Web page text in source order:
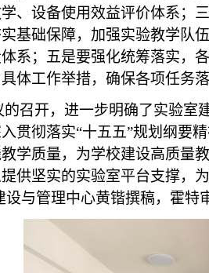
、设备使用效益评价体系；
基础保障，加强实验教学队
系；五是要强化统筹落实，
体工作举措，确保各项任务落
的召开，进一步明确了实验室
贯彻落实“十五五”规划纲要
学质量，为学校建设高质量
供坚实的实验室平台支撑，
设与管理中心黄锴撰稿，霍特